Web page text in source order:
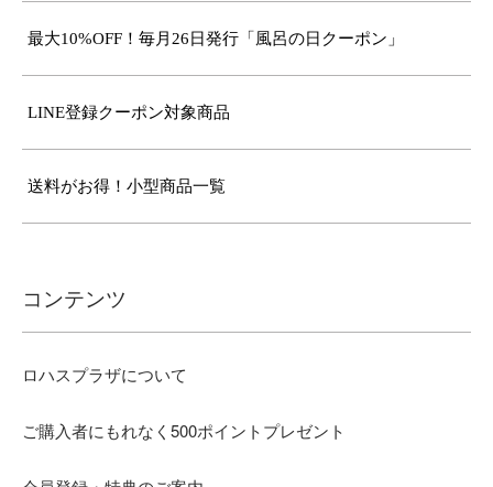
最大10%OFF！毎月26日発行「風呂の日クーポン」
LINE登録クーポン対象商品
送料がお得！小型商品一覧
コンテンツ
ロハスプラザについて
ご購入者にもれなく500ポイントプレゼント